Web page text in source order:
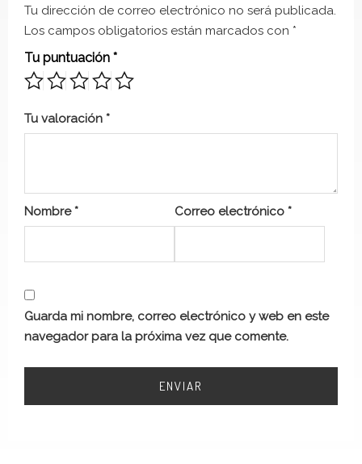
Tu dirección de correo electrónico no será publicada.
Los campos obligatorios están marcados con *
Tu puntuación *
Tu valoración *
Nombre* Correo electrónico*
Guarda mi nombre, correo electrónico y web en este
navegador para la próxima vez que comente.